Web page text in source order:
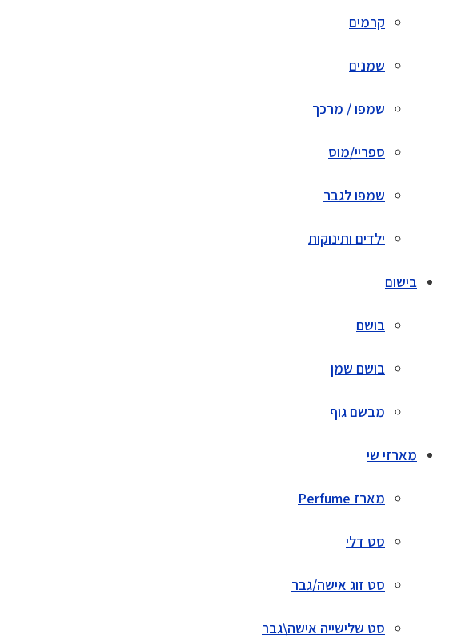
קרמים
שמנים
שמפו / מרכך
ספריי/מוס
שמפו לגבר
ילדים ותינוקות
בישום
בושם
בושם שמן
מבשם גוף
מארזי שי
מארז Perfume
סט דלי
סט זוג אישה/גבר
סט שלישייה אישה\גבר